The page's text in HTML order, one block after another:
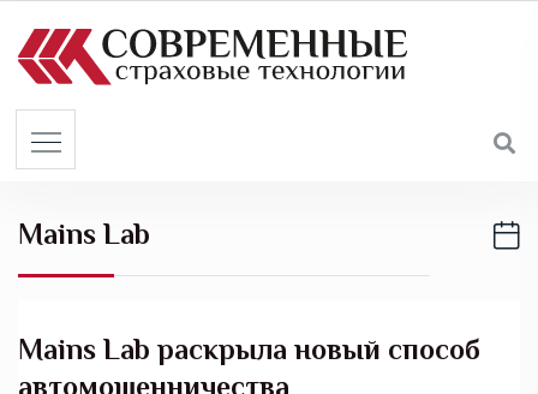
Mains Lab
Mains Lab раскрыла новый способ
автомошенничества